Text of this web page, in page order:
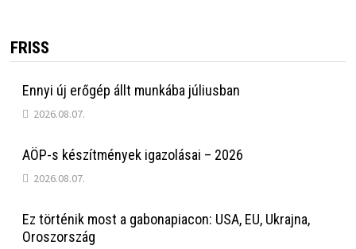
FRISS
Ennyi új erőgép állt munkába júliusban
2026.08.07.
AÖP-s készítmények igazolásai – 2026
2026.08.07.
Ez történik most a gabonapiacon: USA, EU, Ukrajna,
Oroszország